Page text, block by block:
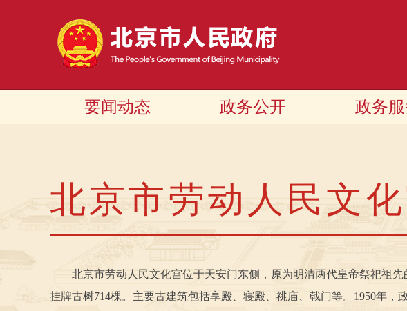
要闻动态 政务公开 政务
北京市劳动人民文
北京市劳动人民文化宫位于天安门东侧，原为明清两代皇帝祭祀祖先
挂牌古树714棵。主要古建筑包括享殿、寝殿、祧庙、戟门等。1950年